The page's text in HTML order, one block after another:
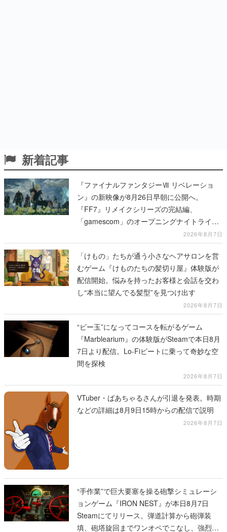
新着記事
『ファイナルファンタジーⅦ リベレーショ
ン』の新映像が8月26日早朝に公開へ。
『FF7』リメイクシリーズの完結編、
「gamescom」のオープニングナイトライブ
にてディレクターの浜口直樹氏が登壇する予
定
2026年8月7日
「けもの」たちが通う小さなヘアサロンを営
むゲーム『けものたちの髪切り屋』体験版が
配信開始。悩みを持ったお客様と会話を交わ
し“本当に望んでる髪型”を見つけ出す
2026年8月7日
“ビー玉”になってコースを転がるゲーム
『Marblearium』の体験版がSteamで本日8月
7日より配信。Lo-Fiビートに乗って奇妙な空
間を探検
2026年8月7日
VTuber・ばあちゃるさんが引退を発表。時期
などの詳細は8月9日15時からの配信で説明
2026年8月7日
“手作業”で巨大要塞を操る砲撃シミュレーシ
ョンゲーム『IRON NEST』が本日8月7日
Steamにてリリース。弾道計算から砲弾装
填、砲塔旋回までワンオペでこなし、強烈な